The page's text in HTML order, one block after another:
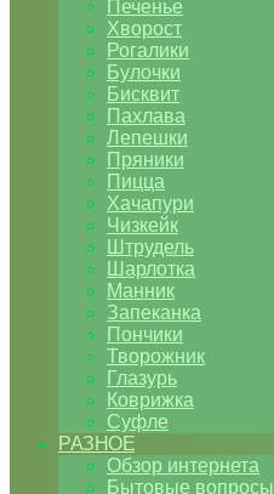
Печенье
Хворост
Рогалики
Булочки
Бисквит
Пахлава
Лепешки
Пряники
Пицца
Хачапури
Чизкейк
Штрудель
Шарлотка
Манник
Запеканка
Пончики
Творожник
Глазурь
Коврижка
Суфле
РАЗНОЕ
Обзор интернета
Бытовые вопросы